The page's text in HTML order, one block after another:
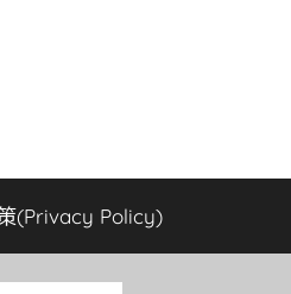
(Privacy Policy)